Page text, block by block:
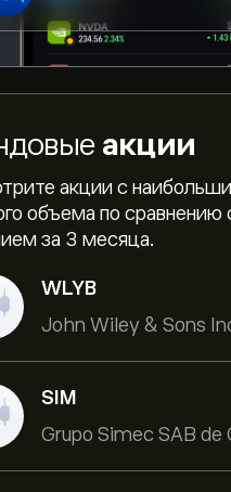
акции
акции с
объема по сравнению
за 3 месяца.
WLYB
John Wiley & Sons
SIM
Grupo Simec SAB de